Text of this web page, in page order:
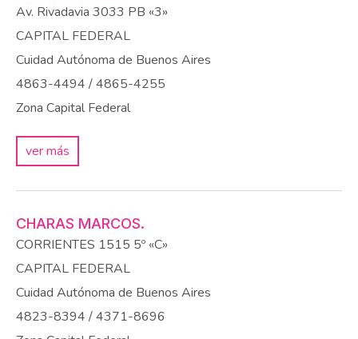
Av. Rivadavia 3033 PB «3»
CAPITAL FEDERAL
Cuidad Autónoma de Buenos Aires
4863-4494 / 4865-4255
Zona Capital Federal
ver más
CHARAS MARCOS.
CORRIENTES 1515 5º «C»
CAPITAL FEDERAL
Cuidad Autónoma de Buenos Aires
4823-8394 / 4371-8696